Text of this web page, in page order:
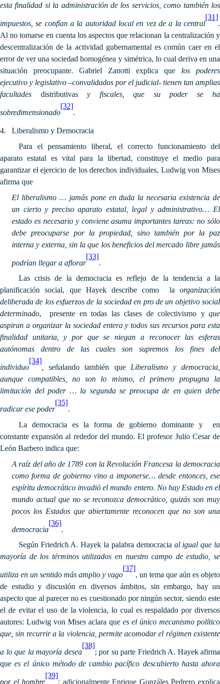
esta finalidad si la administración de los servicios, como también los
impuestos, se confían a la autoridad local en vez de a la central
[31]
.
Al no tomarse en cuenta los aspectos que relacionan la centralización y
descentralización de la actividad gubernamental es común caer en el
error de ver una sociedad homogénea y simétrica, lo cual deriva en una
situación preocupante. Gabriel Zanotti explica que los poderes
ejecutivo y legislativo –convalidados por el judicial- tienen tan amplias
facultades distributivas y fiscales, que su poder se ha
sobredimensionado
[32]
4.
Liberalismo y Democracia
Para el pensamiento liberal, el correcto funcionamiento del
aparato estatal es vital para la libertad, constituye el medio para
garantizar el ejercicio de los derechos individuales, Ludwig von Mises
afirma que
El liberalismo … jamás pone en duda la necesaria existencia de
un cierto y preciso aparato estatal, legal y administrativo… El
estado es necesario y conviene asuma importantes tareas: no sólo
debe preocuparse por la propiedad, sino también por la paz
interna y externa, sin la que los beneficios del mercado libre jamás
podrían llegar a aflorar
[33]
Las crisis de la democracia es reflejo de la tendencia a la
planificación social, que Hayek describe como la organización
deliberada de los esfuerzos de la sociedad en pro de un objetivo social
determinado, presente en todas las clases de colectivismo y que
aspiran a organizar la sociedad entera y todos sus recursos para esta
finalidad unitaria, y por que se niegan a reconocer las esferas
autónomas dentro de las cuales son supremos los fines del
individuo
[34]
,señalando también que Liberalismo y democracia,
aunque compatibles, no son lo mismo, el primero propugna la
limitación del poder … la segunda se preocupa de en quien debe
radicar ese poder
[35]
.
La democracia es la forma de gobierno dominante y en
constante expansión al rededor del mundo. El profesor Julio Cesar de
León Barbero indica que:
A raíz del año de 1789 con la Revolución Francesa la democracia
como forma de gobierno vino a imponerse… desde entonces, ese
espíritu democrático invadió el mundo entero. No hay Estado en el
mundo actual que no se reconozca democrático, quizás son muy
pocos los Estados que abiertamente reconocen que no son una
democracia
[36]
Según Friedrich A. Hayek la palabra democracia al igual que la
mayoría de los términos utilizados en nuestro campo de estudio, se
utiliza en un sentido más amplio y vago
[37]
, un tema que aún es objeto
de estudio y discusión en diversos ámbitos, sin embargo, hay un
aspecto que al parecer no es cuestionado por ningún sector, siendo este
el de evitar el uso de la violencia, lo cual es respaldado por diversos
autores: Ludwig von Mises aclara que es el único mecanismo político
que, sin recurrir a la violencia, permite acomodar el régimen existente
a lo que la mayoría desea
[38]
; por su parte Friedrich A. Hayek afirma
quees el único método de cambio pacífico descubierto hasta ahora
por el hombre
[39]
; adicionalmente Enrique Gonzáles Pedrero explica